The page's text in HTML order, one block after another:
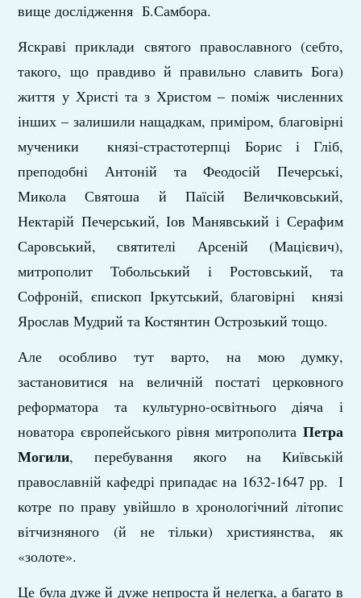
вище дослідження Б.Самбора.
Яскраві приклади святого православного (себто,
такого, що правдиво й правильно славить Бога)
життя у Христі та з Христом – поміж численних
інших – залишили нащадкам, приміром, благовірні
мученики князі-страстотерпці Борис і Гліб,
преподобні Антоній та Феодосій Печерські,
Микола Святоша й Паїсій Величковський,
Нектарій Печерський, Іов Манявський і Серафим
Саровський, святителі Арсеній (Мацієвич),
митрополит Тобольський і Ростовський, та
Софроній, єпископ Іркутський, благовірні князі
Ярослав Мудрий та Костянтин Острозький тощо.
Але особливо тут варто, на мою думку,
застановитися на величній постаті церковного
реформатора та культурно-освітнього діяча і
новатора європейського рівня митрополита Петра
Могили, перебування якого на Київській
православній кафедрі припадає на 1632-1647 рр. І
котре по праву увійшло в хронологічний літопис
вітчизняного (й не тільки) християнства, як
«золоте».
Це була дуже й дуже непроста й нелегка, а багато в